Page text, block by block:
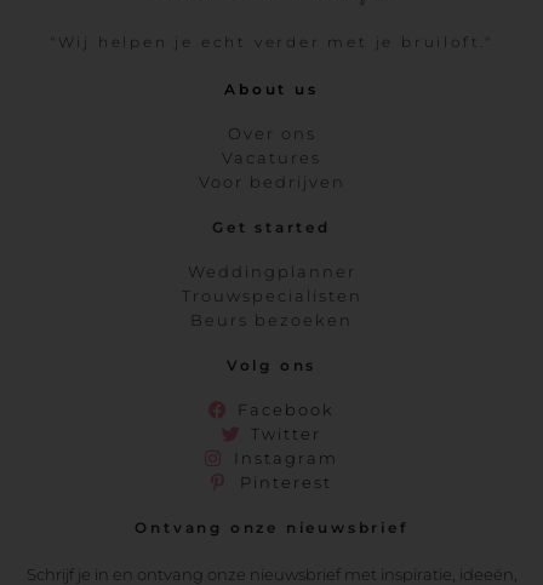
"Wij helpen je echt verder met je bruiloft."
About us
Over ons
Vacatures
Voor bedrijven
Get started
Weddingplanner
Trouwspecialisten
Beurs bezoeken
Volg ons
Facebook
Twitter
Instagram
Pinterest
Ontvang onze nieuwsbrief
Schrijf je in en ontvang onze nieuwsbrief met inspiratie, ideeën,